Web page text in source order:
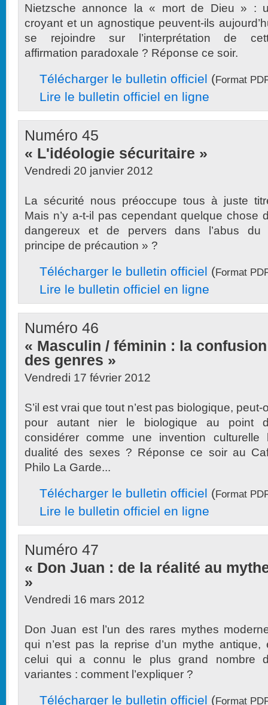
Nietzsche annonce la « mort de Dieu » :
croyant et un agnostique peuvent-ils
se rejoindre sur l’interprétation de
affirmation paradoxale ? Réponse ce soir.
Télécharger le bulletin officiel (Format
Lire le bulletin officiel en ligne
Numéro 45
« L'idéologie sécuritaire »
Vendredi 20 janvier 2012
La sécurité nous préoccupe tous à juste
Mais n’y a-t-il pas cependant quelque chose
dangereux et de pervers dans l’abus du
principe de précaution » ?
Télécharger le bulletin officiel (Format
Lire le bulletin officiel en ligne
Numéro 46
« Masculin / féminin : la confusion
des genres »
Vendredi 17 février 2012
S’il est vrai que tout n’est pas biologique, peut-
pour autant nier le biologique au point
considérer comme une invention culturelle
dualité des sexes ? Réponse ce soir au
Philo La Garde...
Télécharger le bulletin officiel (Format
Lire le bulletin officiel en ligne
Numéro 47
« Don Juan : de la réalité au
»
Vendredi 16 mars 2012
Don Juan est l’un des rares mythes
qui n’est pas la reprise d’un mythe antique,
celui qui a connu le plus grand nombre
variantes : comment l’expliquer ?
Télécharger le bulletin officiel (Format